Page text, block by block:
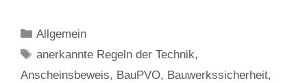
Categories
Allgemein
Tags
anerkannte Regeln der Technik,
Anscheinsbeweis, BauPVO, Bauwerkssicherheit,